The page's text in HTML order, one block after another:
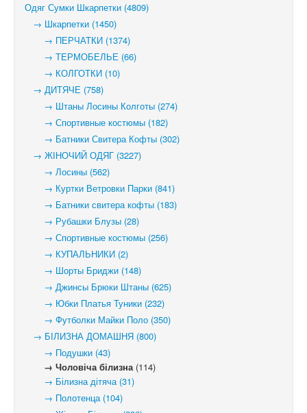
Одяг Сумки Шкарпетки (4809)
→ Шкарпетки (1450)
→ ПЕРЧАТКИ (1374)
→ ТЕРМОБЕЛЬЕ (66)
→ КОЛГОТКИ (10)
→ ДИТЯЧЕ (758)
→ Штаны Лосины Колготы (274)
→ Спортивные костюмы (182)
→ Батники Свитера Кофты (302)
→ ЖІНОЧИЙ ОДЯГ (3227)
→ Лосины (562)
→ Куртки Ветровки Парки (841)
→ Батники свитера кофты (183)
→ Рубашки Блузы (28)
→ Спортивные костюмы (256)
→ КУПАЛЬНИКИ (2)
→ Шорты Бриджи (148)
→ Джинсы Брюки Штаны (625)
→ Юбки Платья Туники (232)
→ Футболки Майки Поло (350)
→ БІЛИЗНА ДОМАШНЯ (800)
→ Подушки (43)
→ Чоловіча білизна(114)
→ Білизна дітяча (31)
→ Полотенца (104)